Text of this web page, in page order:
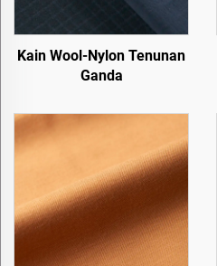
Kain Wool-Nylon Tenunan
Ganda